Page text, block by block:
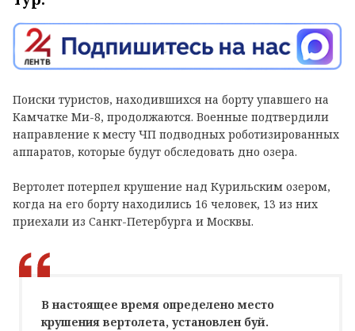
Поиски туристов, находившихся на борту упавшего на
Камчатке Ми-8, продолжаются. Военные подтвердили
направление к месту ЧП подводных роботизированных
аппаратов, которые будут обследовать дно озера.
Вертолет потерпел крушение над Курильским озером,
когда на его борту находились 16 человек, 13 из них
приехали из Санкт-Петербурга и Москвы.
В настоящее время определено место
крушения вертолета, установлен буй.